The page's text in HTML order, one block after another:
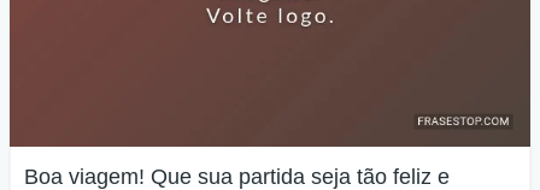
Boa viagem! Que sua partida seja tão feliz e